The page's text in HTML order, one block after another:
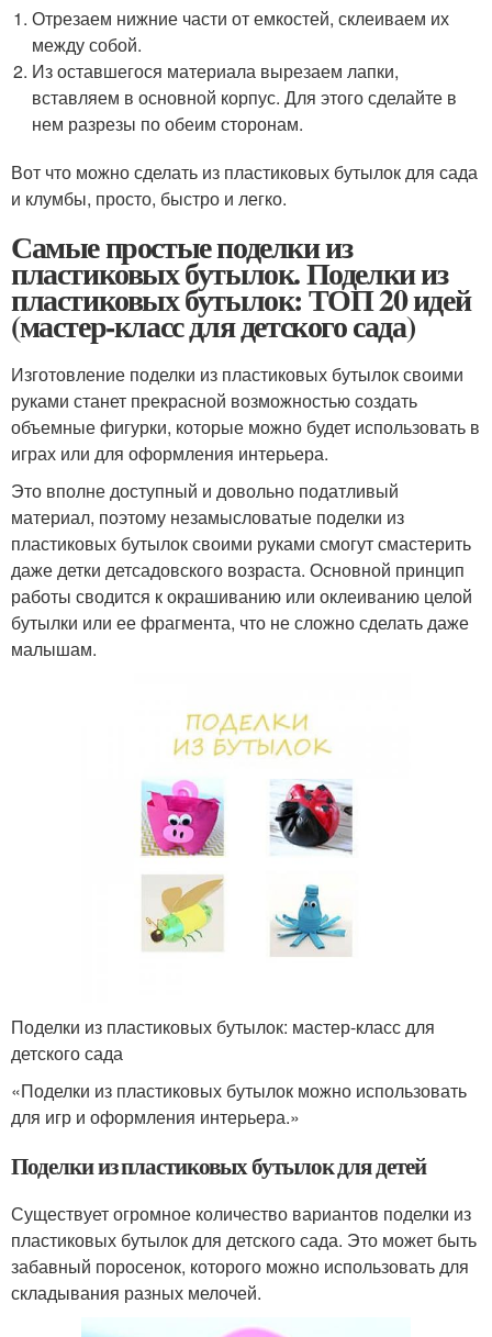
Отрезаем нижние части от емкостей, склеиваем их
между собой.
Из оставшегося материала вырезаем лапки,
вставляем в основной корпус. Для этого сделайте в
нем разрезы по обеим сторонам.
Вот что можно сделать из пластиковых бутылок для сада
и клумбы, просто, быстро и легко.
Самые простые поделки из
пластиковых бутылок. Поделки из
пластиковых бутылок: ТОП 20 идей
(мастер-класс для детского сада)
Изготовление поделки из пластиковых бутылок своими
руками станет прекрасной возможностью создать
объемные фигурки, которые можно будет использовать в
играх или для оформления интерьера.
Это вполне доступный и довольно податливый
материал, поэтому незамысловатые поделки из
пластиковых бутылок своими руками смогут смастерить
даже детки детсадовского возраста. Основной принцип
работы сводится к окрашиванию или оклеиванию целой
бутылки или ее фрагмента, что не сложно сделать даже
малышам.
Поделки из пластиковых бутылок: мастер-класс для
детского сада
«Поделки из пластиковых бутылок можно использовать
для игр и оформления интерьера.»
Поделки из пластиковых бутылок для детей
Существует огромное количество вариантов поделки из
пластиковых бутылок для детского сада. Это может быть
забавный поросенок, которого можно использовать для
складывания разных мелочей.